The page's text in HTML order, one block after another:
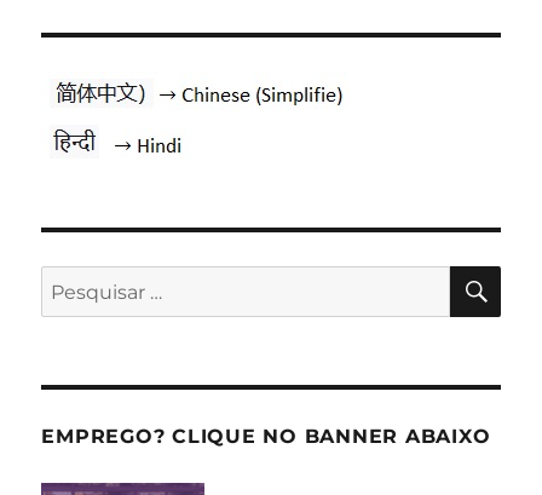
Pesquisar
por:
EMPREGO? CLIQUE NO BANNER ABAIXO